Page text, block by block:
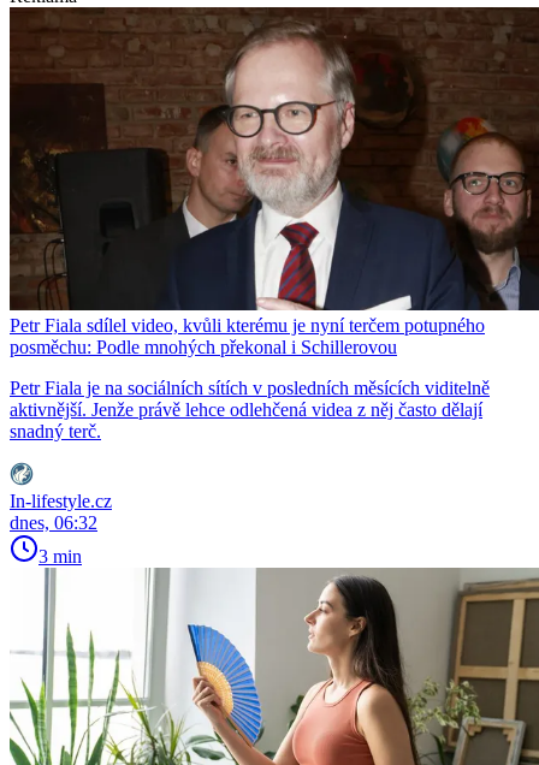
Petr Fiala sdílel video, kvůli kterému je nyní terčem potupného
posměchu: Podle mnohých překonal i Schillerovou
Petr Fiala je na sociálních sítích v posledních měsících viditelně
aktivnější. Jenže právě lehce odlehčená videa z něj často dělají
snadný terč.
In-lifestyle.cz
dnes, 06:32
3 min